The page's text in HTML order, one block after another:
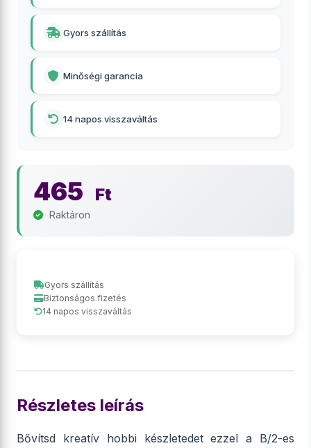
Gyors szállítás
Minőségi garancia
14 napos visszaváltás
465 Ft
Raktáron
Gyors szállítás
Biztonságos fizetés
14 napos visszaváltás
Részletes leírás
Bővítsd kreatív hobbi készletedet ezzel a B/2-es